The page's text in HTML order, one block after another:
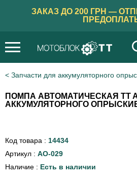
ЗАКАЗ ДО 200 ГРН —
Запчасти для аккумуляторного
ПОМПА АВТОМАТИЧЕСКАЯ TT
АККУМУЛЯТОРНОГО
Код товара : 14434
Артикул : AO-029
Наличие : Есть в наличии